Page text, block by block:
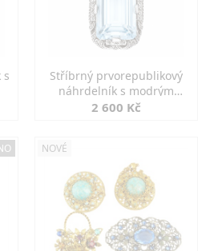
s
Stříbrný prvorepublikový
náhrdelník s modrým
spinelem
2 600 Kč
NOVÉ